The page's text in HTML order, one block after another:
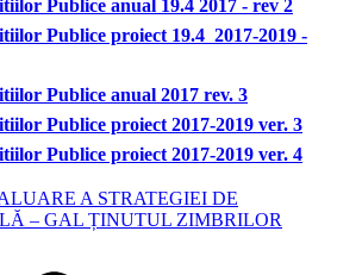
Publice anual 19.4 2017 - rev 2
Publice proiect 19.4 2017-2019 -
Publice anual 2017 rev. 3
Publice proiect 2017-2019 ver. 3
Publice proiect 2017-2019 ver. 4
A STRATEGIEI DE
– GAL ȚINUTUL ZIMBRILOR